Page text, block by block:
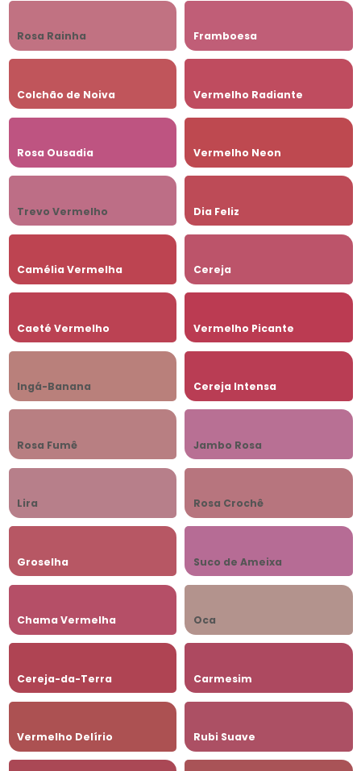
Rosa Rainha Framboesa
Colchão de Noiva Vermelho Radiante
Rosa Ousadia Vermelho Neon
Trevo Vermelho Dia Feliz
Camélia Vermelha Cereja
Caeté Vermelho Vermelho Picante
Ingá-Banana Cereja Intensa
Rosa Fumê Jambo Rosa
Lira Rosa Crochê
Groselha Suco de Ameixa
Chama Vermelha Oca
Cereja-da-Terra Carmesim
Vermelho Delírio Rubi Suave